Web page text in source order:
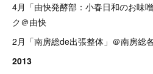
4月「由快発酵部：小春日和のお味
ク＠由快
2月「南房総de出張整体」＠南房総
2013